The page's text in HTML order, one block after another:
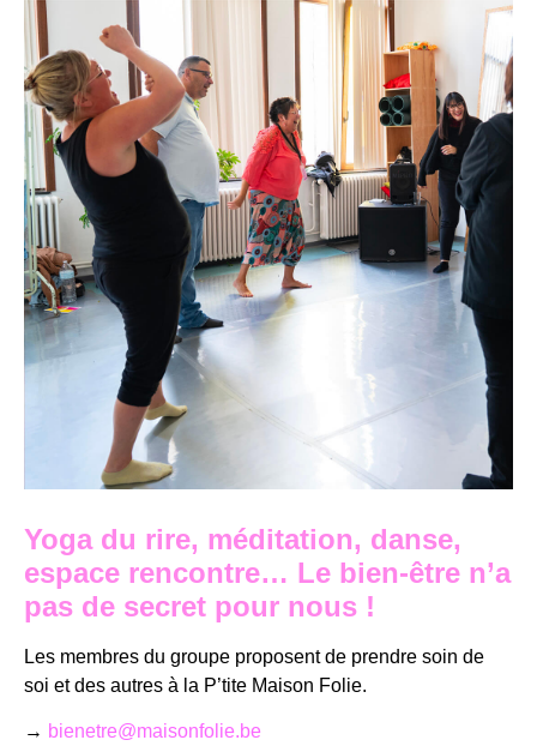
Yoga du rire, méditation, danse,
espace rencontre… Le bien-être n’a
pas de secret pour nous !
Les membres du groupe proposent de prendre soin de
soi et des autres à la P’tite Maison Folie.
→ bienetre@maisonfolie.be